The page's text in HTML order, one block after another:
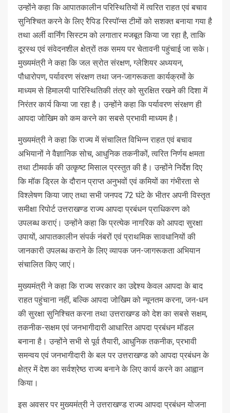
उन्होंने कहा कि आपातकालीन परिस्थितियों में त्वरित राहत एवं बचाव
सुनिश्चित करने के लिए रैपिड रिस्पॉन्स टीमों को सशक्त बनाया गया है
तथा अर्ली वार्निंग सिस्टम को लगातार मजबूत किया जा रहा है, ताकि
दूरस्थ एवं संवेदनशील क्षेत्रों तक समय पर चेतावनी पहुंचाई जा सके।
मुख्यमंत्री ने कहा कि जल स्रोत संरक्षण, ग्लेशियर अध्ययन,
पौधारोपण, पर्यावरण संरक्षण तथा जन-जागरूकता कार्यक्रमों के
माध्यम से हिमालयी पारिस्थितिकी तंत्र को सुरक्षित रखने की दिशा में
निरंतर कार्य किया जा रहा है। उन्होंने कहा कि पर्यावरण संरक्षण ही
आपदा जोखिम को कम करने का सबसे प्रभावी माध्यम है।
मुख्यमंत्री ने कहा कि राज्य में संचालित विभिन्न राहत एवं बचाव
अभियानों ने वैज्ञानिक सोच, आधुनिक तकनीकों, त्वरित निर्णय क्षमता
तथा टीमवर्क की उत्कृष्ट मिसाल प्रस्तुत की है। उन्होंने निर्देश दिए
कि मॉक ड्रिल के दौरान प्राप्त अनुभवों एवं कमियों का गंभीरता से
विश्लेषण किया जाए तथा सभी जनपद 72 घंटे के भीतर अपनी विस्तृत
समीक्षा रिपोर्ट उत्तराखण्ड राज्य आपदा प्रबंधन प्राधिकरण को
उपलब्ध कराएं। उन्होंने कहा कि प्रत्येक नागरिक को आपदा सुरक्षा
उपायों, आपातकालीन संपर्क नंबरों एवं प्राथमिक सावधानियों की
जानकारी उपलब्ध कराने के लिए व्यापक जन-जागरूकता अभियान
संचालित किए जाएं।
मुख्यमंत्री ने कहा कि राज्य सरकार का उद्देश्य केवल आपदा के बाद
राहत पहुंचाना नहीं, बल्कि आपदा जोखिम को न्यूनतम करना, जन-धन
की सुरक्षा सुनिश्चित करना तथा उत्तराखण्ड को देश का सबसे सक्षम,
तकनीक-सक्षम एवं जनभागीदारी आधारित आपदा प्रबंधन मॉडल
बनाना है। उन्होंने सभी से पूर्व तैयारी, आधुनिक तकनीक, प्रभावी
समन्वय एवं जनभागीदारी के बल पर उत्तराखण्ड को आपदा प्रबंधन के
क्षेत्र में देश का सर्वश्रेष्ठ राज्य बनाने के लिए कार्य करने का आह्वान
किया।
इस अवसर पर मुख्यमंत्री ने उत्तराखण्ड राज्य आपदा प्रबंधन योजना